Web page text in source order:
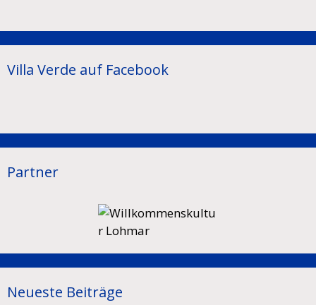
Villa Verde auf Facebook
Partner
Neueste Beiträge